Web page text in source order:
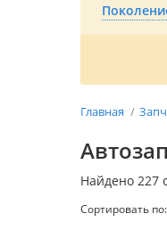
Главная
Найдено 227
Сортировать по: